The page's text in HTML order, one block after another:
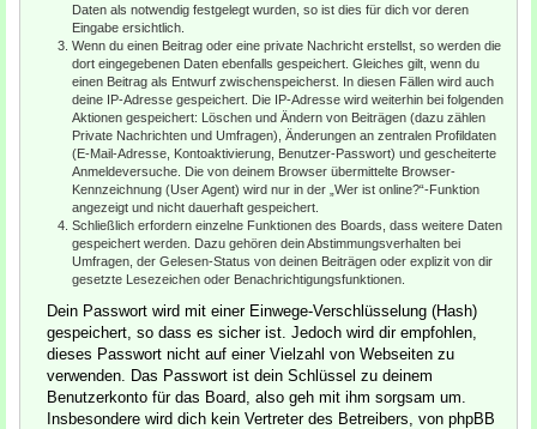
Daten als notwendig festgelegt wurden, so ist dies für dich vor deren
Eingabe ersichtlich.
Wenn du einen Beitrag oder eine private Nachricht erstellst, so werden die
dort eingegebenen Daten ebenfalls gespeichert. Gleiches gilt, wenn du
einen Beitrag als Entwurf zwischenspeicherst. In diesen Fällen wird auch
deine IP-Adresse gespeichert. Die IP-Adresse wird weiterhin bei folgenden
Aktionen gespeichert: Löschen und Ändern von Beiträgen (dazu zählen
Private Nachrichten und Umfragen), Änderungen an zentralen Profildaten
(E-Mail-Adresse, Kontoaktivierung, Benutzer-Passwort) und gescheiterte
Anmeldeversuche. Die von deinem Browser übermittelte Browser-
Kennzeichnung (User Agent) wird nur in der „Wer ist online?“-Funktion
angezeigt und nicht dauerhaft gespeichert.
Schließlich erfordern einzelne Funktionen des Boards, dass weitere Daten
gespeichert werden. Dazu gehören dein Abstimmungsverhalten bei
Umfragen, der Gelesen-Status von deinen Beiträgen oder explizit von dir
gesetzte Lesezeichen oder Benachrichtigungsfunktionen.
Dein Passwort wird mit einer Einwege-Verschlüsselung (Hash)
gespeichert, so dass es sicher ist. Jedoch wird dir empfohlen,
dieses Passwort nicht auf einer Vielzahl von Webseiten zu
verwenden. Das Passwort ist dein Schlüssel zu deinem
Benutzerkonto für das Board, also geh mit ihm sorgsam um.
Insbesondere wird dich kein Vertreter des Betreibers, von phpBB